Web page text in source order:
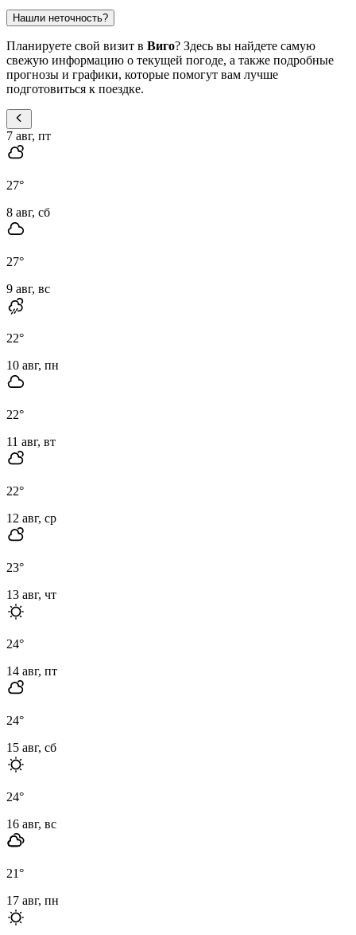
Нашли неточность?
Планируете свой визит в Виго? Здесь вы найдете самую
свежую информацию о текущей погоде, а также подробные
прогнозы и графики, которые помогут вам лучше
подготовиться к поездке.
7 авг, пт
27°
8 авг, сб
27°
9 авг, вс
22°
10 авг, пн
22°
11 авг, вт
22°
12 авг, ср
23°
13 авг, чт
24°
14 авг, пт
24°
15 авг, сб
24°
16 авг, вс
21°
17 авг, пн